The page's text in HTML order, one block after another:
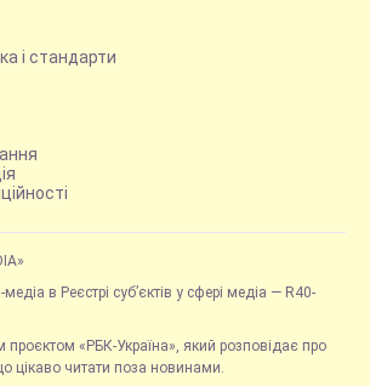
і стандарти
в Реєстрі суб’єктів у сфері медіа — R40-
«РБК-Україна», який розповідає про
цікаво читати поза новинами.